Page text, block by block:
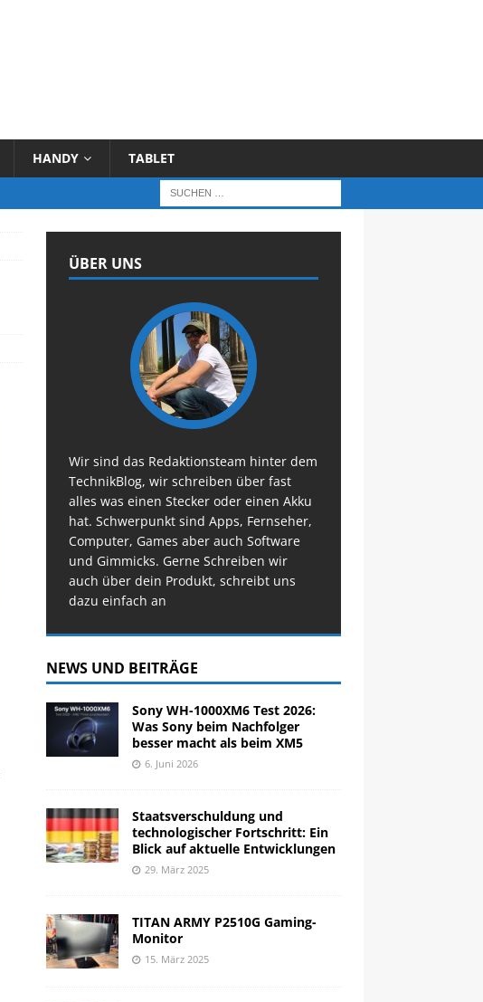
HANDY TABLET
ÜBER UNS
Wir sind das Redaktionsteam hinter dem
TechnikBlog, wir schreiben über fast
alles was einen Stecker oder einen Akku
hat. Schwerpunkt sind Apps, Fernseher,
Computer, Games aber auch Software
und Gimmicks. Gerne Schreiben wir
auch über dein Produkt, schreibt uns
dazu einfach an
NEWS UND BEITRÄGE
Sony WH-1000XM6 Test 2026:
Was Sony beim Nachfolger
besser macht als beim XM5
6. Juni 2026
Staatsverschuldung und
technologischer Fortschritt: Ein
Blick auf aktuelle Entwicklungen
29. März 2025
TITAN ARMY P2510G Gaming-
Monitor
15. März 2025